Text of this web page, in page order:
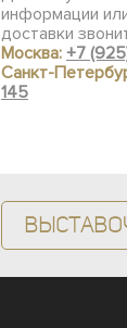
информации
доставки
Москва: +7
Санкт-
145